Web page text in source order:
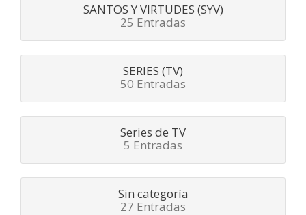
SANTOS Y VIRTUDES (SYV)
25 Entradas
SERIES (TV)
50 Entradas
Series de TV
5 Entradas
Sin categoría
27 Entradas